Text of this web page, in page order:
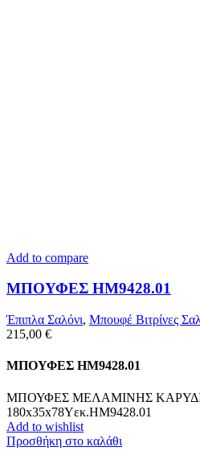
Add to compare
ΜΠΟΥΦΕΣ HM9428.01
Έπιπλα Σαλόνι, Μπουφέ Βιτρίνες
215,00 €
ΜΠΟΥΦΕΣ HM9428.01
ΜΠΟΥΦΕΣ ΜΕΛΑΜΙΝΗΣ
180x35x78Υεκ.HM9428.01
Add to wishlist
Προσθήκη στο καλάθι